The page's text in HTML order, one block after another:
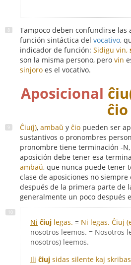
Tampoco deben confundirse las
función sintáctica del vocativo,
indicador de función: Sidigu vin,
son la misma persono, pero vin
sinjoro es el vocativo.
Aposicional
ĉio
Ĉiu(j), ambaŭ y ĉio pueden ser
sustantivos o pronombres
pronombre tiene terminación -
aposición debe tener esa
ambaŭ, que nunca puede tener
clase de aposiciones no
después de la primera parte de
generalmente un poco después
Ni ĉiuj legas. = Ni legas. Ĉiuj
nosotros leemos. = Nosotros
nosotros) leemos.
Ili ĉiuj sidas silente kaj